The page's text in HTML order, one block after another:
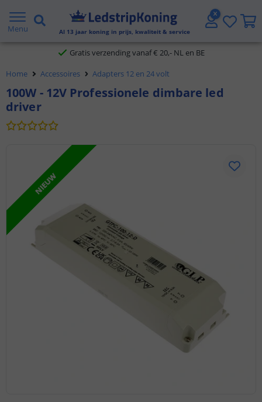
Menu Al 13 jaar koning in prijs, kwaliteit & service
5 jaar garantie
Gratis verzending vanaf € 20,- NL en BE
Klantbeoordeling 9.1
Home Accessoires Adapters 12 en 24 volt
100W - 12V Professionele dimbare led
driver
NIEUW